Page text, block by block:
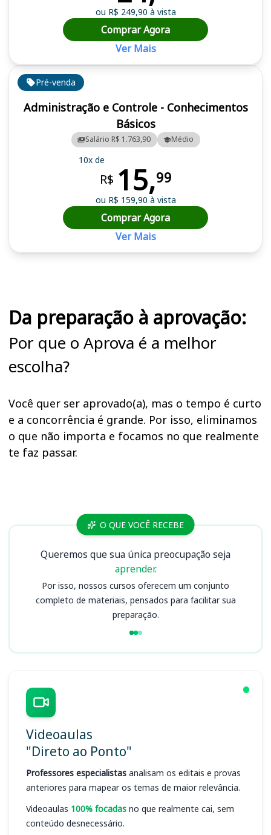
Pré-venda
Administração e Controle - Conhecimentos
Básicos
Salário R$ 1.763,90 Médio
10x de
R$ 15,99
ou R$ 159,90 à vista
Comprar Agora
Ver Mais
ou R$ 249,90 à vista
Comprar Agora
Ver Mais
Da preparação à aprovação:
Por que o Aprova é a melhor
escolha?
Você quer ser aprovado(a), mas o tempo é curto
e a concorrência é grande. Por isso, eliminamos
o que não importa e focamos no que realmente
te faz passar.
Cursos O QUE VOCÊ RECEBE
Queremos que sua única preocupação seja
aprender.
Por isso, nossos cursos oferecem um conjunto
completo de materiais, pensados para facilitar sua
preparação.
Videoaulas
"Direto ao Ponto"
Professores especialistas analisam os editais e provas
anteriores para mapear os temas de maior relevância.
Videoaulas 100% focadas no que realmente cai, sem
conteúdo desnecessário.